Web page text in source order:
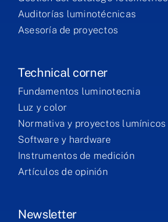
Auditorías luminotécnicas
Asesoría de proyectos
Technical corner
Fundamentos luminotecnia
Luz y color
Normativa y proyectos lumínicos
Software y hardware
Instrumentos de medición
Artículos de opinión
Newsletter